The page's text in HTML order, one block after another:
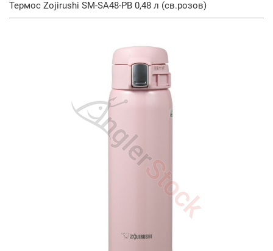
Термос Zojirushi SM-SA48-PB 0,48 л (св.розов)